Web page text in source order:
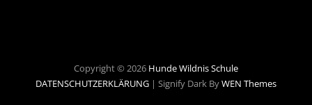
Copyright © 2026 Hunde Wildnis Schule
DATENSCHUTZERKLÄRUNG | Signify Dark ByWEN Themes